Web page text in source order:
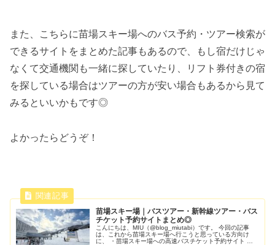
また、こちらに苗場スキー場へのバス予約・ツアー検索が
できるサイトをまとめた記事もあるので、もし宿だけじゃ
なくて交通機関も一緒に探していたり、リフト券付きの宿
を探している場合はツアーの方が安い場合もあるから見て
みるといいかもです◎
よかったらどうぞ！
苗場スキー場｜バスツアー・新幹線ツアー・バス
チケット予約サイトまとめ◎
こんにちは、MIU（@blog_miutabi）です。 今回の記事
は、これから苗場スキー場へ行こうと思っている方向け
に、 ・苗場スキー場への高速バスチケット予約サイト ・